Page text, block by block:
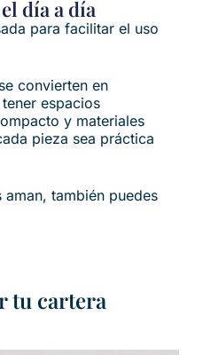
día a día
para facilitar el uso
convierten en
espacios
y materiales
pieza sea práctica
también puedes
tu cartera